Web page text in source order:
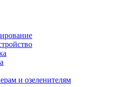
и озеленителям